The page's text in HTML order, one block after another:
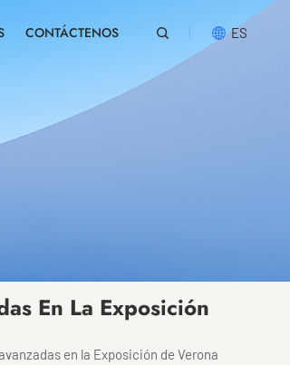
CONTÁCTENOS ES
العربية
En La Exposición
en la Exposición de Verona